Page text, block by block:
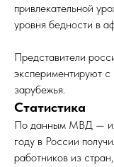
привлекательной
уровня бедности в
Представители
экспериментируют
зарубежья.
Статистика
По данным МВД —
году в России
работников из